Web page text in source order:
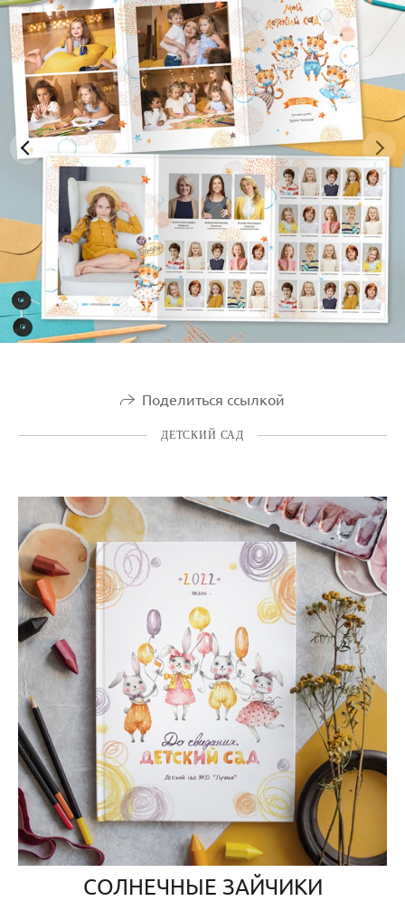
Поделиться ссылкой
ДЕТСКИЙ САД
СОЛНЕЧНЫЕ ЗАЙЧИКИ